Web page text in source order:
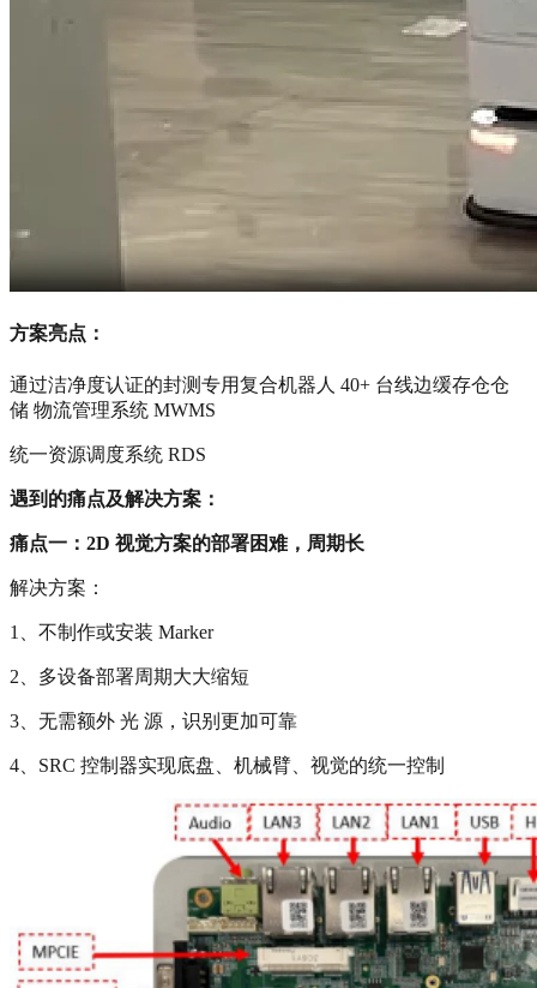
方案亮点：
通过洁净度认证的封测专用复合机器人 40+ 台线边缓存仓仓
储 物流管理系统 MWMS
统一资源调度系统 RDS
遇到的痛点及解决方案：
痛点一：2D 视觉方案的部署困难，周期长
解决方案：
1、不制作或安装 Marker
2、多设备部署周期大大缩短
3、无需额外 光 源，识别更加可靠
4、SRC 控制器实现底盘、机械臂、视觉的统一控制